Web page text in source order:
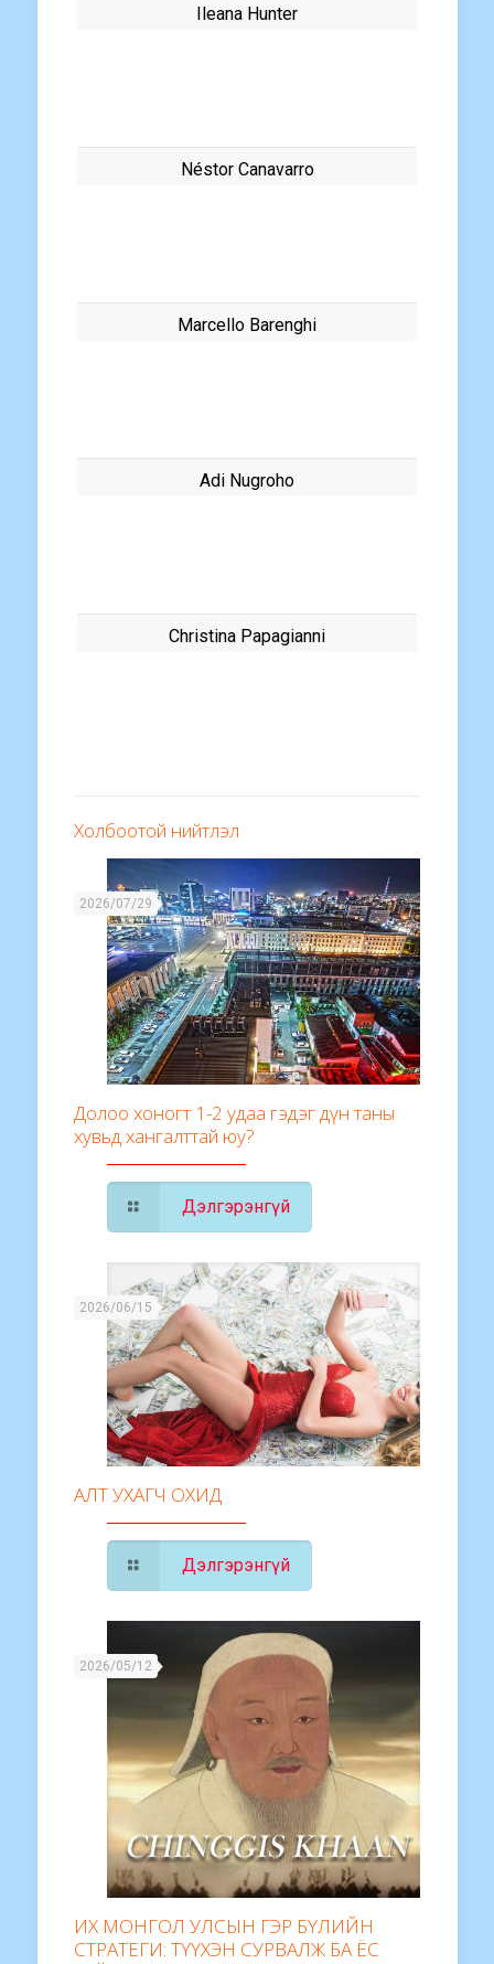
Ileana Hunter
Néstor Canavarro
Marcello Barenghi
Adi Nugroho
Christina Papagianni
Холбоотой нийтлэл
2026/07/29
Долоо хоногт 1-2 удаа гэдэг дүн таны
хувьд хангалттай юу?
Дэлгэрэнгүй
2026/06/15
АЛТ УХАГЧ ОХИД
Дэлгэрэнгүй
2026/05/12
ИХ МОНГОЛ УЛСЫН ГЭР БҮЛИЙН
СТРАТЕГИ: ТҮҮХЭН СУРВАЛЖ БА ЁС